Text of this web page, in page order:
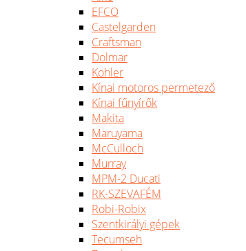
EFCO
Castelgarden
Craftsman
Dolmar
Kohler
Kínai motoros permetező
Kínai fűnyírők
Makita
Maruyama
McCulloch
Murray
MPM-2 Ducati
RK-SZEVAFÉM
Robi-Robix
Szentkirályi gépek
Tecumseh